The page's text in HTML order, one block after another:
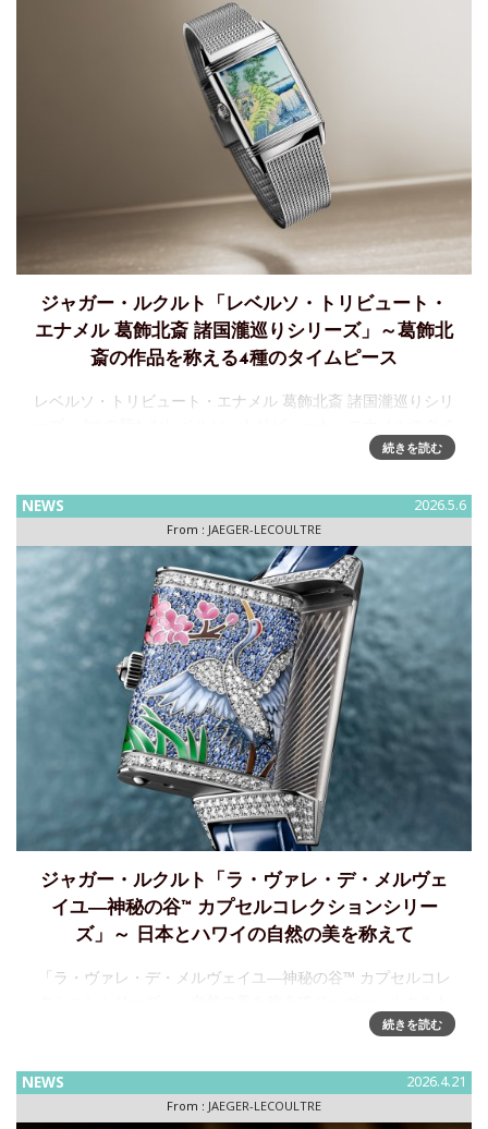
ジャガー・ルクルト「レベルソ・トリビュート・
エナメル 葛飾北斎 諸国瀧巡りシリーズ」～葛飾北
斎の作品を称える4種のタイムピース
レベルソ・トリビュート・エナメル 葛飾北斎 諸国瀧巡りシリ
ムピースが葛飾北斎の4作品をオマージュジャガー・ルクルト
ュを継続し
続きを読む
NEWS 2026.5.6
From : JAEGER-LECOULTRE
ジャガー・ルクルト「ラ・ヴァレ・デ・メルヴェ
イユ―神秘の谷™ カプセルコレクションシリー
ズ」～ 日本とハワイの自然の美を称えて
「ラ・ヴァレ・デ・メルヴェイユ―神秘の谷™ カプセルコレ
は、メティエ・ラール™のタイムピースに捧げる新たな限定
続きを読む
NEWS 2026.4.21
From : JAEGER-LECOULTRE